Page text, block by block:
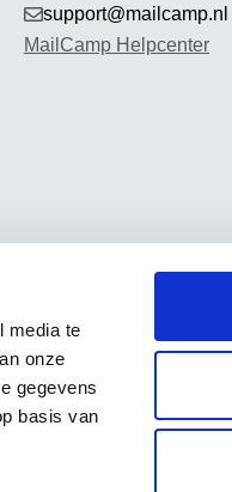
media te
onze
gegevens
basis van
support@mailcamp.nl
MailCamp Helpcenter